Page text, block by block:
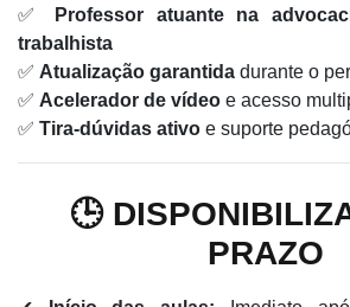
✅
Professor atuante na
trabalhista
✅ Atualização garantida durante o
✅ Acelerador de vídeo e acesso
✅ Tira-dúvidas ativo e suporte
🕒
PRAZO